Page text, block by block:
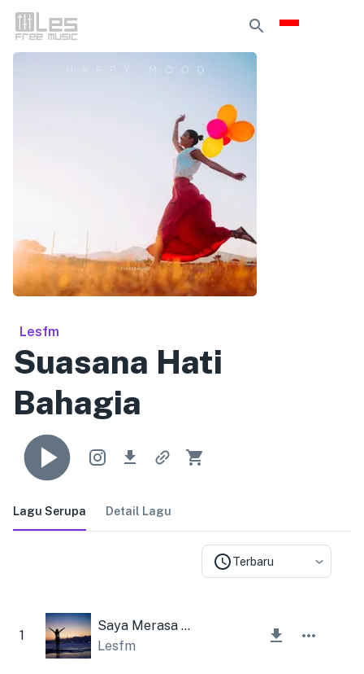
Lesfm
Suasana Hati
Bahagia
Lagu Serupa Detail Lagu
Terbaru
1
Saya Merasa Optimis
Lesfm